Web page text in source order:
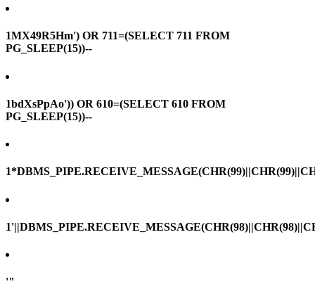
1MX49R5Hm') OR 711=(SELECT 711 FROM
PG_SLEEP(15))--
1bdXsPpAo')) OR 610=(SELECT 610 FROM
PG_SLEEP(15))--
'"